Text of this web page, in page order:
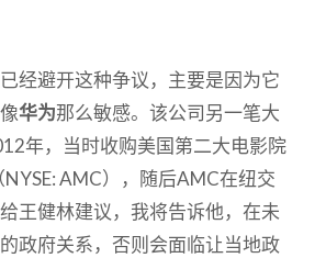
经避开这种争议，主要是因为它
华为那么敏感。该公司另一笔大
年，当时收购美国第二大电影院
NYSE: AMC），随后AMC在纽交
王健林建议，我将告诉他，在未
政府关系，否则会面临让当地政